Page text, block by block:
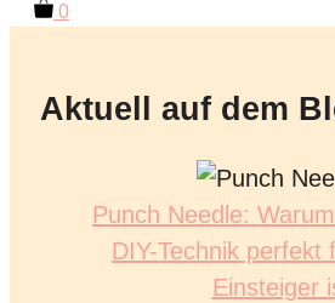
0
Aktuell auf dem
Punch Needle:
DIY-Technik perfekt
Einsteiger